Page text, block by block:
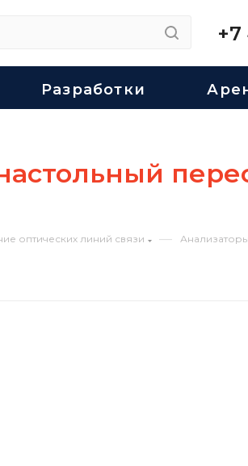
+7
Разработки
оптических линий связи —